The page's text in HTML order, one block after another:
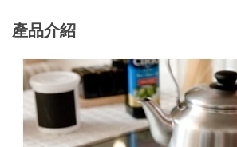
產品介紹